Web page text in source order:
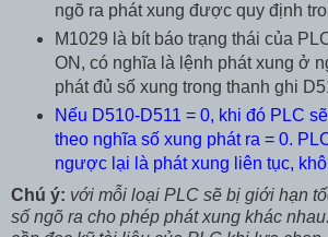
ngõ ra phát xung được quy định
M1029 là bít báo trạng thái của
ON, có nghĩa là lệnh phát xung ở
phát đủ số xung trong thanh ghi
Nếu D510-D511 = 0, khi đó PLC
theo nghĩa số xung phát ra = 0.
ngược lại là phát xung liên tục,
Chú ý: với mỗi loại PLC sẽ bị giới hạn
số ngõ ra cho phép phát xung khác